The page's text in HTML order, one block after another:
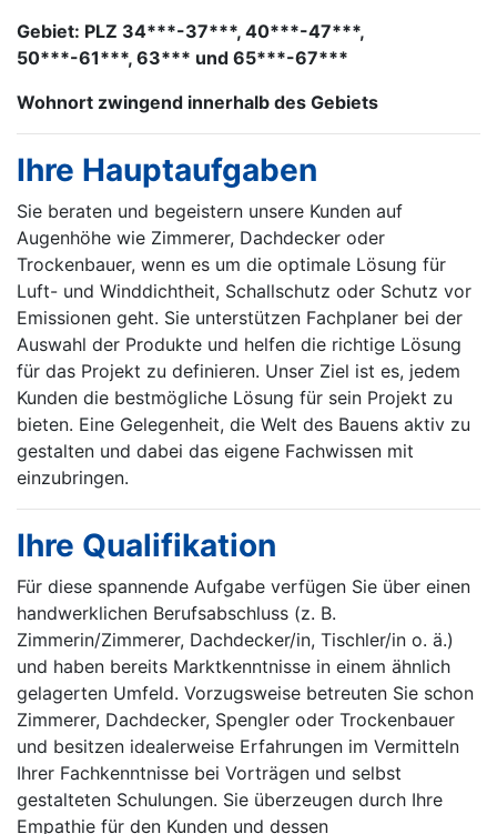
Gebiet: PLZ 34***-37***, 40***-47***,
50***-61***, 63*** und 65***-67***
Wohnort zwingend innerhalb des Gebiets
Ihre Hauptaufgaben
Sie beraten und begeistern unsere Kunden auf
Augenhöhe wie Zimmerer, Dachdecker oder
Trockenbauer, wenn es um die optimale Lösung für
Luft- und Winddichtheit, Schallschutz oder Schutz vor
Emissionen geht. Sie unterstützen Fachplaner bei der
Auswahl der Produkte und helfen die richtige Lösung
für das Projekt zu definieren. Unser Ziel ist es, jedem
Kunden die bestmögliche Lösung für sein Projekt zu
bieten. Eine Gelegenheit, die Welt des Bauens aktiv zu
gestalten und dabei das eigene Fachwissen mit
einzubringen.
Ihre Qualifikation
Für diese spannende Aufgabe verfügen Sie über einen
handwerklichen Berufsabschluss (z. B.
Zimmerin/Zimmerer, Dachdecker/in, Tischler/in o. ä.)
und haben bereits Marktkenntnisse in einem ähnlich
gelagerten Umfeld. Vorzugsweise betreuten Sie schon
Zimmerer, Dachdecker, Spengler oder Trockenbauer
und besitzen idealerweise Erfahrungen im Vermitteln
Ihrer Fachkenntnisse bei Vorträgen und selbst
gestalteten Schulungen. Sie überzeugen durch Ihre
Empathie für den Kunden und dessen